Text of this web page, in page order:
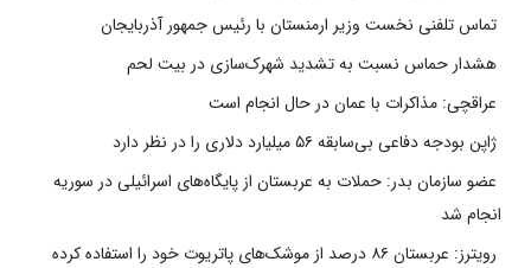
تماس تلفنی نخست وزیر ارمنستان با رئیس جمهور آذربایجان
هشدار حماس نسبت به تشدید شهرک‌سازی در بیت‌ لحم
عراقچی: مذاکرات با عمان در حال انجام است
ژاپن بودجه دفاعی بی‌سابقه ۵۶ میلیارد دلاری را در نظر دارد
عضو سازمان بدر: حملات به عربستان از پایگاه‌های اسرائیلی در سوریه
انجام شد
رویترز: عربستان ۸۶ درصد از موشک‌های پاتریوت خود را استفاده کرده